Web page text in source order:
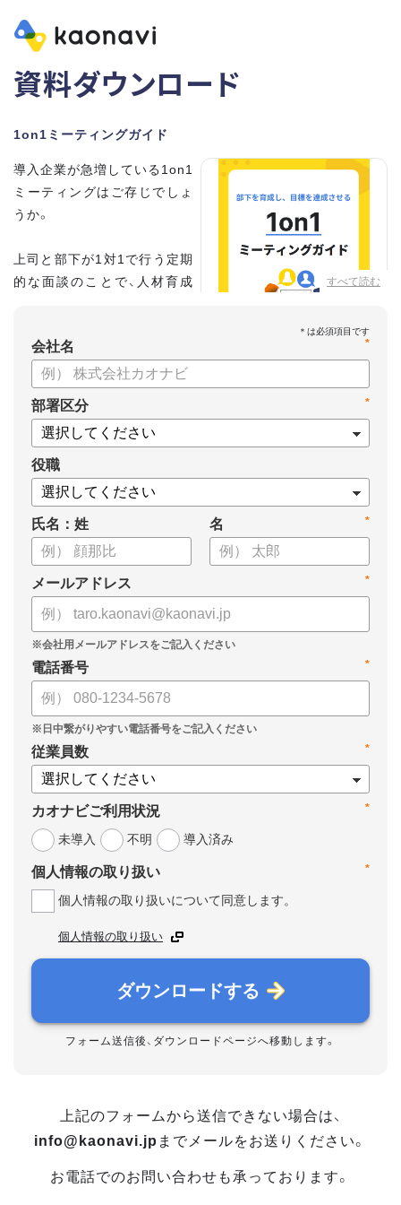
資料ダウンロード
1on1ミーティングガイド
すべて読む
導入企業が急増している1on1
ミーティングはご存じでしょ
うか。
上司と部下が1対1で行う定期
的な面談のことで、人材育成
こちらの資料では、
・1on1とは何か？
・1on1の基本的なやり方
・ 1on1 の基本アジェンダと質問例
についてまとめましたので、ぜひお役立てください。
*
会社名
*
部署区分
役職
氏名：姓 *
名
*
メールアドレス
*
電話番号
*
従業員数
*
カオナビご利用状況
未導入
不明 導入済み
*
個人情報の取り扱い
個人情報の取り扱いについて同意します。
個人情報の取り扱い
ダウンロードする
フォーム送信後、ダウンロードページへ移動します。
上記のフォームから送信できない場合は、
info@kaonavi.jp までメールをお送りください。
お電話でのお問い合わせも承っております。